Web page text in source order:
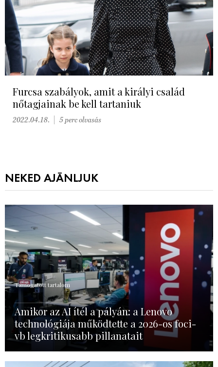
Furcsa szabályok, amit a királyi család
nőtagjainak be kell tartaniuk
2022.04.18. 5 perc olvasás
NEKED AJÁNLJUK
Támogatott tartalom
Amikor az AI ítél a pályán: a Lenovo
technológiája működtette a 2026-os foci-
vb legkritikusabb pillanatait